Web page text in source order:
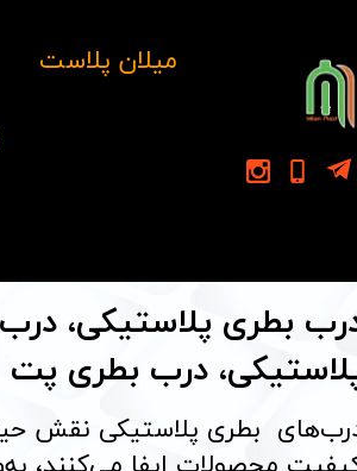
​میلان پلاست
بطری پلاستیکی نقش
بطری پلاستیکی،
درب بطری پت